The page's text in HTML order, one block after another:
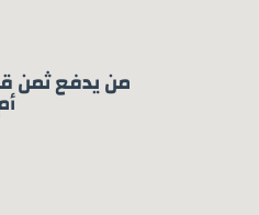
من يدفع ثمن